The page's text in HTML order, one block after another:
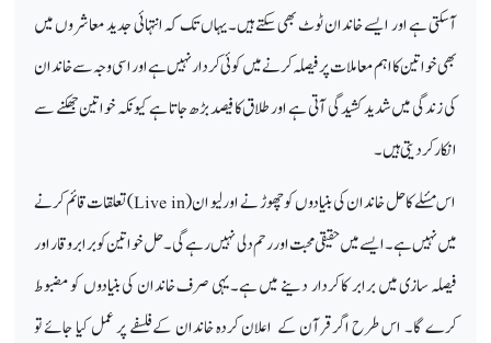
آسکتی ہے اور ایسے خاندان ٹوٹ بھی سکتے ہیں۔یہاں تک کہ انتہائی جدید معاشروں میں
بھی خواتین کا اہم معاملات پر فیصلہ کرنے میں کوئی کردار نہیں ہے اور اسی وجہ سے خاندان
کی زندگی میں شدید کشیدگی آتی ہے اور طلاق کا فیصد بڑھ جاتا ہے کیونکہ خواتین جھکنے سے
انکار کر دیتی ہیں۔
اس مسٔلے کا حل خاندان کی بنیا دوں کو چھوڑ نے اور لیو ان (Live in) تعلقات قائم کرنے
میں نہیں ہے۔ ایسے میں حقیقی محبت اور رحم دلی نہیں رہے گی ۔ حل خواتین کو برابر وقار اور
فیصلہ سازی میں برابر کا کردار دینے میں ہے۔یہی صرف خاندان کی بنیادوں کو مضبوط
کرے گا۔ اس طرح اگرقرآن کے اعلان کردہ خاندان کےفلسفے پر عمل کیا جائے تو